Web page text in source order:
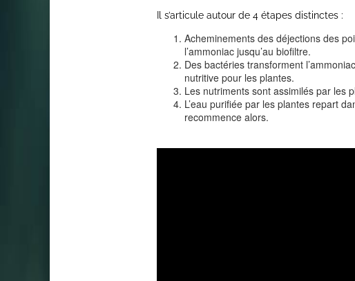
Il s’articule autour de 4 étapes distinctes :
Acheminements des déjections des
l’ammoniac jusqu’au biofiltre.
Des bactéries transforment
nutritive pour les plantes.
Les nutriments sont assimilés par les
L’eau purifiée par les plantes repart
recommence alors.